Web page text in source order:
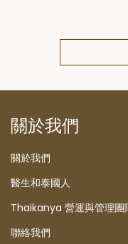
關於我們
關於我們
醫生和泰國人
Thaikanya 營運與管理團
聯絡我們